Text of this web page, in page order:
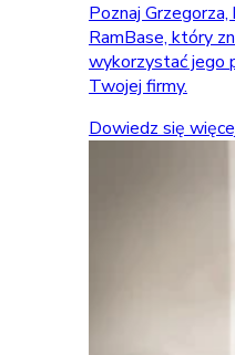
Poznaj
RamBase, który
wykorzystać jego
Twojej firmy.
Dowiedz się